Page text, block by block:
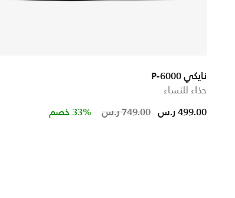
نايكي P-6000
حذاء للنساء
Price reduced from749.00 ر.س to
499.00 ر.س 33% خصم